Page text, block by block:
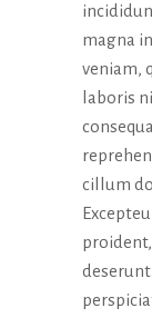
magna
veniam,
laboris
cillum